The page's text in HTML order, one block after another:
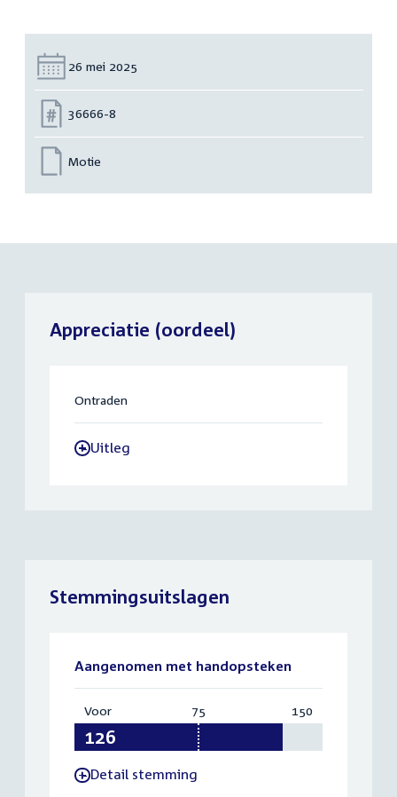
Datum:
26 mei 2025
Nummer:
36666-8
Motie
Appreciatie (oordeel)
Ontraden
-Uitleg
Stemmingsuitslagen
Aangenomen met handopsteken
Voor:
126
75 150
-Detail stemming